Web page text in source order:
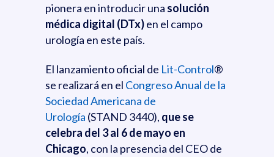
pionera en introducir una solución
médica digital (DTx)en el campo
urología en este país.
El lanzamiento oficial de Lit-Control®
se realizará en el Congreso Anual de la
Sociedad Americana de
Urología (STAND 3440), que se
celebra del 3 al 6 de mayo en
Chicago, con la presencia del CEO de